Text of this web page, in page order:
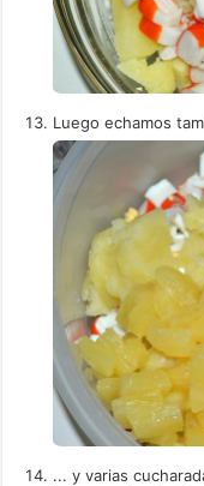
Luego echamos
... y varias